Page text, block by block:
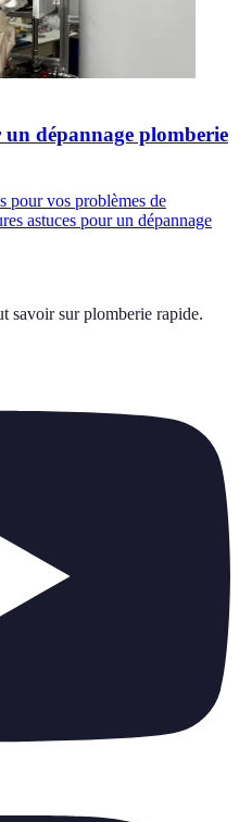
un dépannage plomberie
pour vos problèmes de
astuces pour un dépannage
savoir sur plomberie rapide.